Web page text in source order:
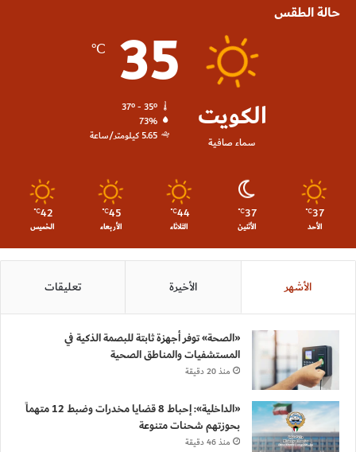
حالة الطقس
الكويت
سماء صافية
35
℃
37º - 35º
73%
5.65 كيلومتر/ساعة
37
℃
الأحد
37
℃
الأثنين
44
℃
الثلاثاء
45
℃
الأربعاء
42
℃
الخميس
الأشهر الأخيرة تعليقات
«الصحة» توفر أجهزة ثابتة للبصمة الذكية في
المستشفيات والمناطق الصحية
منذ 20 دقيقة
«الداخلية»: إحباط 8 قضايا مخدرات وضبط 12 متهماً
بحوزتهم شحنات متنوعة
منذ 46 دقيقة